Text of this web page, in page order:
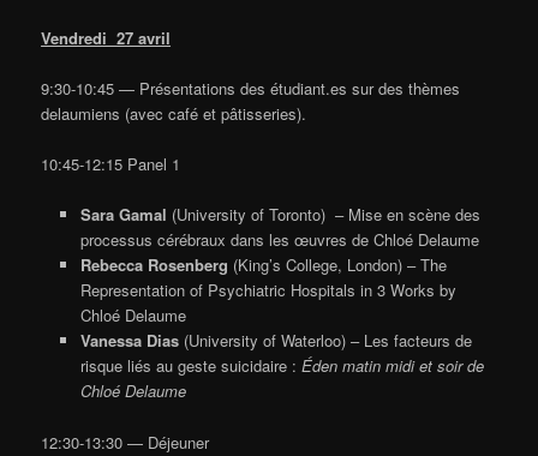
Vendredi 27 avril
9:30-10:45 — Présentations des étudiant.es sur des thèmes
delaumiens (avec café et pâtisseries).
10:45-12:15 Panel 1
Sara Gamal (University of Toronto) – Mise en scène des
processus cérébraux dans les œuvres de Chloé Delaume
Rebecca Rosenberg (King’s College, London) – The
Representation of Psychiatric Hospitals in 3 Works by
Chloé Delaume
Vanessa Dias(University of Waterloo) – Les facteurs de
risque liés au geste suicidaire : Éden matin midi et soir de
Chloé Delaume
12:30-13:30 — Déjeuner